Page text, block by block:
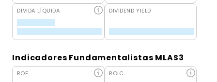
DÍVIDA LÍQUIDA DIVIDEND YIELD
Indicadores Fundamentalistas MLAS3
ROE ROIC